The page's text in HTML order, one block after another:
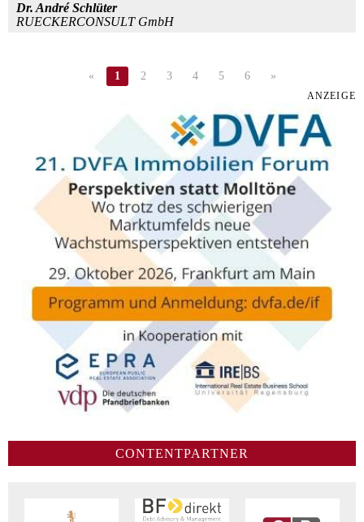
Dr. André Schlüter
RUECKERCONSULT GmbH
« 1 2 3 4 5 6 »
ANZEIGE
CONTENTPARTNER